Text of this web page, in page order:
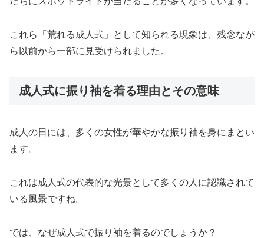
これら「荒れる成人式」として知られる現象は、残念なが
ら以前から一部に見受けられました。
成人式に振り袖を着る理由とその意味
成人の日には、多くの女性が華やかな振り袖を身にまとい
ます。
これは成人式の代表的な光景として多くの人に認識されて
いる風景ですね。
では、なぜ成人式で振り袖を着るのでしょうか？